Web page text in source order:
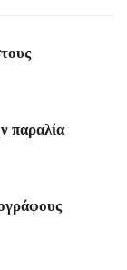
παραλία